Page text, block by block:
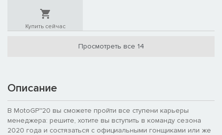
Купить сейчас
Просмотреть все 14
Описание
В MotoGP™20 вы сможете пройти все ступени карьеры
менеджера: решите, хотите вы вступить в команду сезона
2020 года и состязаться с официальными гонщиками или же